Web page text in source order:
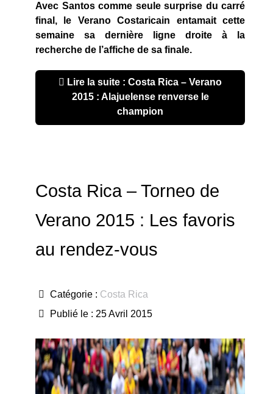
Avec Santos comme seule surprise du carré
final, le Verano Costaricain entamait cette
semaine sa dernière ligne droite à la
recherche de l’affiche de sa finale.
Lire la suite : Costa Rica – Verano
2015 : Alajuelense renverse le
champion
Costa Rica – Torneo de
Verano 2015 : Les favoris
au rendez-vous
Catégorie : Costa Rica
Publié le : 25 Avril 2015